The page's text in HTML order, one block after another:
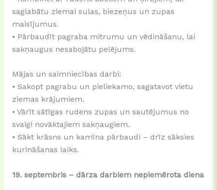
saglabātu ziemai sulas, biezeņus un zupas
maisījumus.
• Pārbaudīt pagraba mitrumu un vēdināšanu, lai
sakņaugus nesabojātu pelējums.
Mājas un saimniecības darbi:
• Sakopt pagrabu un pieliekamo, sagatavot vietu
ziemas krājumiem.
• Vārīt sātīgas rudens zupas un sautējumus no
svaigi novāktajiem sakņaugiem.
• Sākt krāsns un kamīna pārbaudi – drīz sāksies
kurināšanas laiks.
19. septembris – dārza darbiem nepiemērota diena